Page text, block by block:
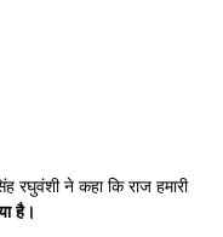
रघुवंशी ने कहा कि राज हमारी
है।